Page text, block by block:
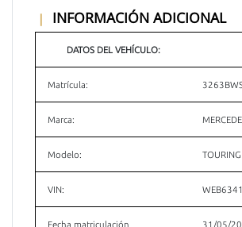
INFORMACIÓN ADICIONAL
DATOS DEL VEHÍCULO:
Matrícula:
Marca:
Modelo: TOURING
VIN:
Fecha matriculación 31/05/